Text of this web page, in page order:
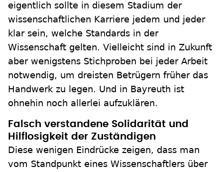
eigentlich sollte in diesem Stadium der
wissenschaftlichen Karriere jedem und jeder
klar sein, welche Standards in der
Wissenschaft gelten. Vielleicht sind in Zukunft
aber wenigstens Stichproben bei jeder Arbeit
notwendig, um dreisten Betrügern früher das
Handwerk zu legen. Und in Bayreuth ist
ohnehin noch allerlei aufzuklären.
Falsch verstandene Solidarität und
Hilflosigkeit der Zuständigen
Diese wenigen Eindrücke zeigen, dass man
vom Standpunkt eines Wissenschaftlers über